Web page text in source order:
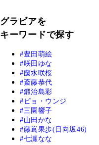
グラビアを
キーワードで探す
豊田萌絵
咲田ゆな
藤水咲桜
斎藤恭代
鍛治島彩
ピョ・ウンジ
三園響子
山田かな
藤嶌果歩(日向坂46)
七瀬なな